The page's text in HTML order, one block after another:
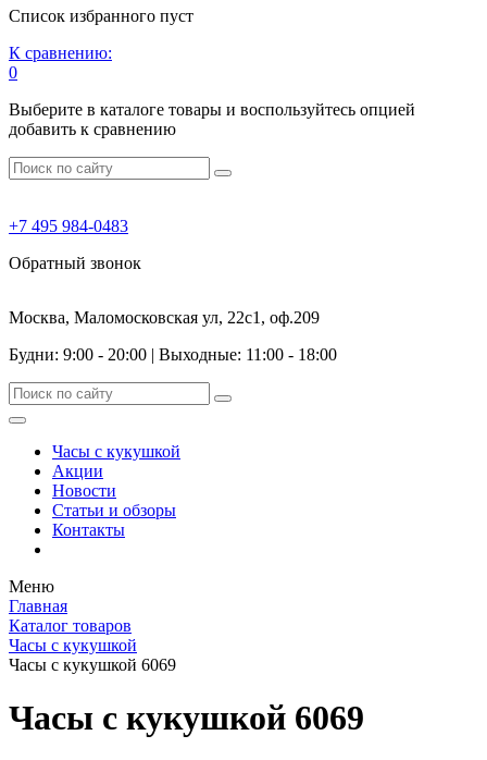
Список избранного пуст
К сравнению:
0
Выберите в каталоге товары и воспользуйтесь опцией
добавить к сравнению
+7 495 984-0483
Обратный звонок
Москва, Маломосковская ул, 22с1, оф.209
Будни: 9:00 - 20:00 | Выходные: 11:00 - 18:00
Часы с кукушкой
Акции
Новости
Статьи и обзоры
Контакты
Меню
Главная
Каталог товаров
Часы с кукушкой
Часы с кукушкой 6069
Часы с кукушкой 6069